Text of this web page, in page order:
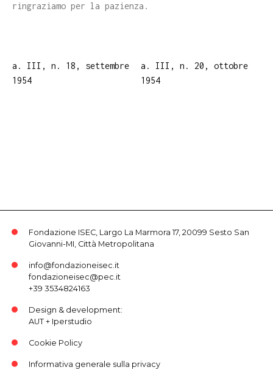
ringraziamo per la pazienza.
a. III, n. 18, settembre
1954
a. III, n. 20, ottobre
1954
Fondazione ISEC, Largo La Marmora 17, 20099 Sesto San
Giovanni-MI, Città Metropolitana
info@fondazioneisec.it
fondazioneisec@pec.it
+39 3534824163
Design & development:
AUT+ Iperstudio
Cookie Policy
Informativa generale sulla privacy